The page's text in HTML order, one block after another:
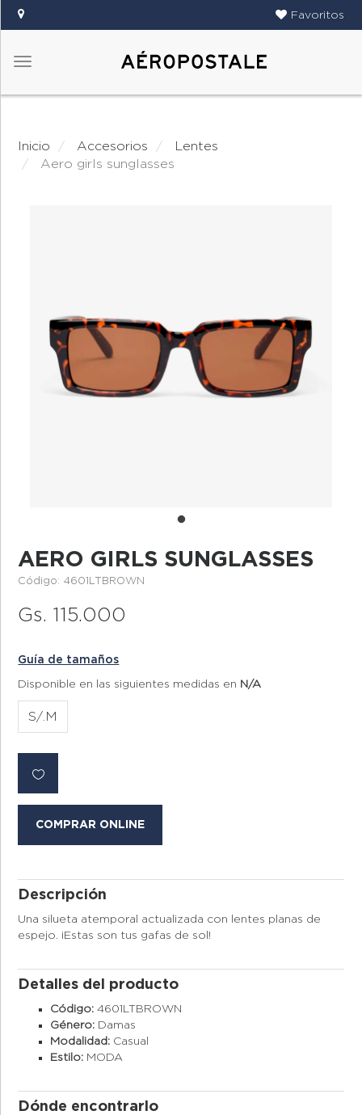
Favoritos
Menú
TIENDAS
Inicio accesorios
lentes
aero girls sunglasses
AERO GIRLS SUNGLASSES
Código: 4601LTBROWN
Gs. 115.000
Guía de tamaños
Disponible en las siguientes medidas en N/A
S/.M
COMPRAR ONLINE
Descripción
Una silueta atemporal actualizada con lentes planas de
espejo. ¡Estas son tus gafas de sol!
Detalles del producto
Código:4601LTBROWN
Género: Damas
Modalidad: Casual
Estilo: MODA
Dónde encontrarlo